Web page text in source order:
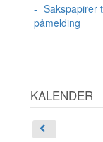
Sakspapirer
påmelding
KALENDER